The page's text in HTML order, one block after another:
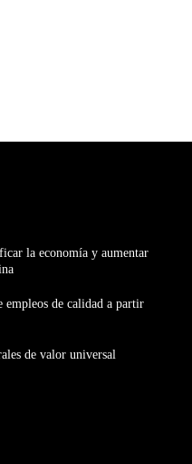
la economía y aumentar
de calidad a partir
de valor universal